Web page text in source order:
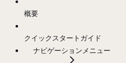
概要
クイックスタートガイド
ナビゲーションメニュー